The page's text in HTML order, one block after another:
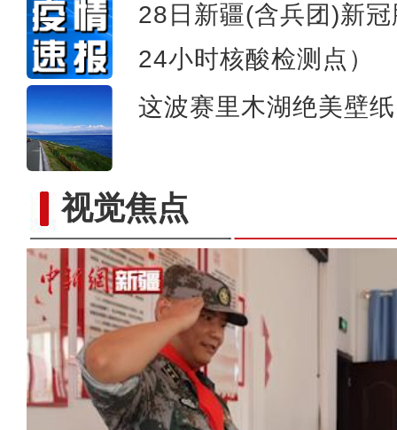
28日新疆(含兵团)新
24小时核酸检测点）
这波赛里木湖绝美壁
视觉焦点
新疆兵团订单辣椒喜丰收